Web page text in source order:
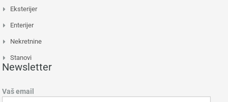
Eksterijer
Enterijer
Nekretnine
Stanovi
Newsletter
Vaš email